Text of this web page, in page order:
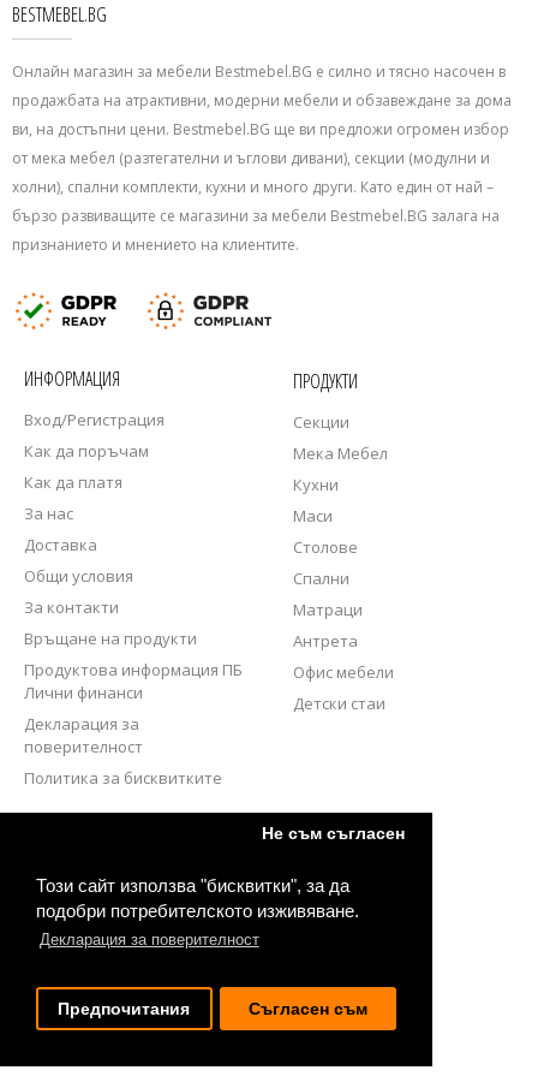
Този сайт използва "бисквитки", за да
подобри потребителското изживяване.
Декларация за поверителност
Не съм съгласен
Предпочитания Съгласен съм
BESTMEBEL.BG
Онлайн магазин за мебели Bestmebel.BG е силно и тясно насочен в
продажбата на атрактивни, модерни мебели и обзавеждане за дома
ви, на достъпни цени. Bestmebel.BG ще ви предложи огромен избор
от мека мебел (разтегателни и ъглови дивани), секции (модулни и
холни), спални комплекти, кухни и много други. Като един от най –
бързо развиващите се магазини за мебели Bestmebel.BG залага на
признанието и мнението на клиентите.
ИНФОРМАЦИЯ
Вход/Регистрация
Как да поръчам
Как да платя
За нас
Доставка
Общи условия
За контакти
Връщане на продукти
Продуктова информация ПБ
Лични финанси
Декларация за
поверителност
Политика за бисквитките
ПРОДУКТИ
Секции
Мека Мебел
Кухни
Маси
Столове
Спални
Матраци
Антрета
Офис мебели
Детски стаи